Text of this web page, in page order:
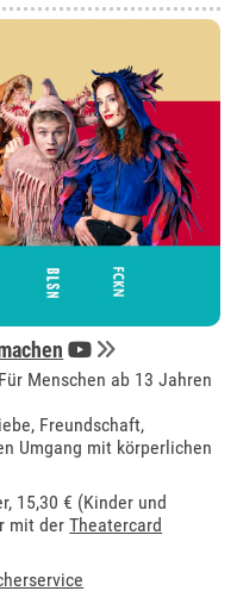
Menschen ab 13 Jahren
Freundschaft,
Umgang mit körperlichen
, 15,30 € (Kinder und
mit derTheatercard